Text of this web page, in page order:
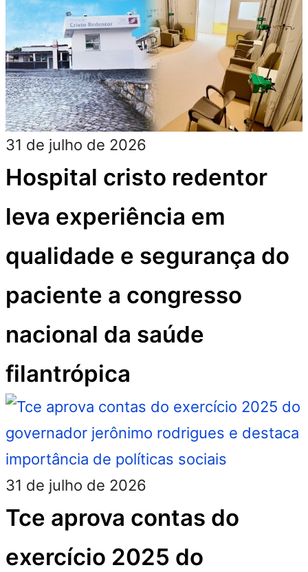
31 de julho de 2026
Hospital cristo redentor
leva experiência em
qualidade e segurança do
paciente a congresso
nacional da saúde
filantrópica
31 de julho de 2026
Tce aprova contas do
exercício 2025 do